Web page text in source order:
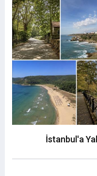
İstanbul'a